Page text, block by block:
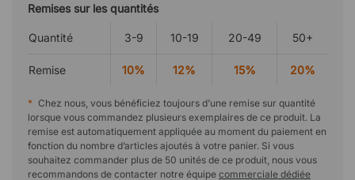
Remises sur les quantités
Quantité 3-9 10-19 20-49 50+
Remise 10% 12% 15% 20%
* Chez nous, vous bénéficiez toujours d’une remise sur quantité
lorsque vous commandez plusieurs exemplaires de ce produit. La
remise est automatiquement appliquée au moment du paiement en
fonction du nombre d’articles ajoutés à votre panier. Si vous
souhaitez commander plus de 50 unités de ce produit, nous vous
recommandons de contacter notre équipe commerciale dédiée